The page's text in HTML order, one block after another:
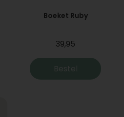
Boeket Ruby
39,95
Bestel